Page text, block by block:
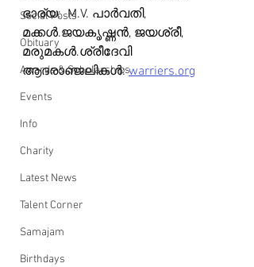
Social Posts
Obituary
Awards & Scholarships
Events
Info
Charity
Latest News
Talent Corner
Samajam
Birthdays
ഭാര്യ:  M.V. പാർവതി,
മക്കൾ.ജയകൃഷ്ണൻ, ജയശ്രീ,
മരുമകൾ.ശ്രീദേവി
ആദരാഞ്ജലികൾ: warriers.org